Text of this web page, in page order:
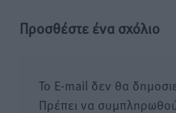
Προσθέστε ένα σχόλιο
Το E-mail δεν θα
Πρέπει να